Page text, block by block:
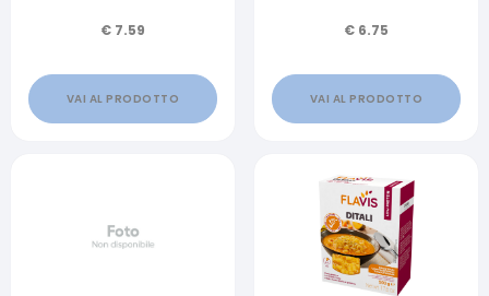
€ 7.59
VAI AL PRODOTTO
€ 6.75
VAI AL PRODOTTO